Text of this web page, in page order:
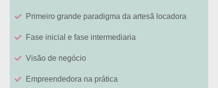
Primeiro grande paradigma da artesã locadora
Fase inicial e fase intermediaria
Visão de negócio
Empreendedora na prática